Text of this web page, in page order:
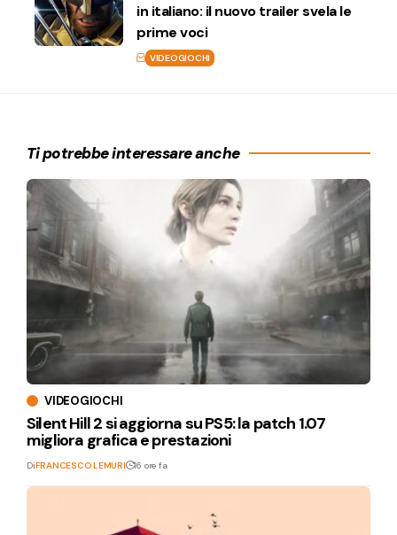
in italiano: il nuovo trailer svela le
prime voci
VIDEOGIOCHI
Ti potrebbe interessare anche
VIDEOGIOCHI
Silent Hill 2 si aggiorna su PS5: la patch 1.07
migliora grafica e prestazioni
DiFRANCESCO LEMURI 16 ore fa